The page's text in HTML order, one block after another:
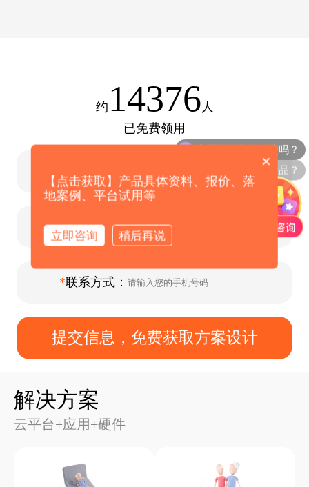
约 14376 人
已免费领用
输入省份：
*联系人：
*联系方式：
提交信息，免费获取方案设计
解决方案
云平台+应用+硬件
爱牵挂有哪些产品？
×
【点击获取】产品具体资料、报价、落
地案例、平台试用等
立即咨询 稍后再说